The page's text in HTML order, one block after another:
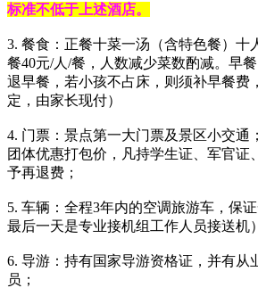
标准不低于上述酒店。
3. 餐食：正餐十菜一汤（含特色餐）十
餐40元/人/餐，人数减少菜数酌减。早
退早餐，若小孩不占床，则须补早餐费
定，由家长现付）
4. 门票：景点第一大门票及景区小交通
团体优惠打包价，凡持学生证、军官证
予再退费；
5. 车辆：全程3年内的空调旅游车，保
最后一天是专业接机组工作人员接送机
6. 导游：持有国家导游资格证，并有从
员；